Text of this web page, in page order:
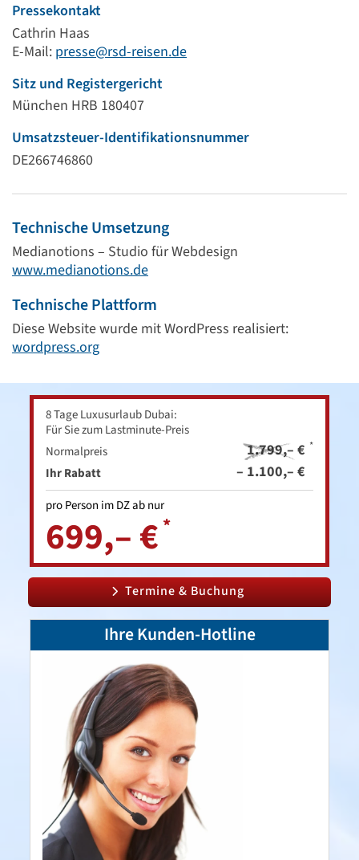
8 Tage Luxusurlaub Dubai:
Für Sie zum Lastminute-Preis
Normalpreis
1.799,– € *
Ihr Rabatt – 1.100,– €
pro Person im DZab nur
699,– € *
Termine & Buchung
Ihre Kunden-Hotline
Pressekontakt
Cathrin Haas
E-Mail: presse@rsd-reisen.de
Sitz und Registergericht
München HRB 180407
Umsatzsteuer-Identifikationsnummer
DE266746860
Technische Umsetzung
Medianotions – Studio für Webdesign
www.medianotions.de
Technische Plattform
Diese Website wurde mit WordPress realisiert:
wordpress.org